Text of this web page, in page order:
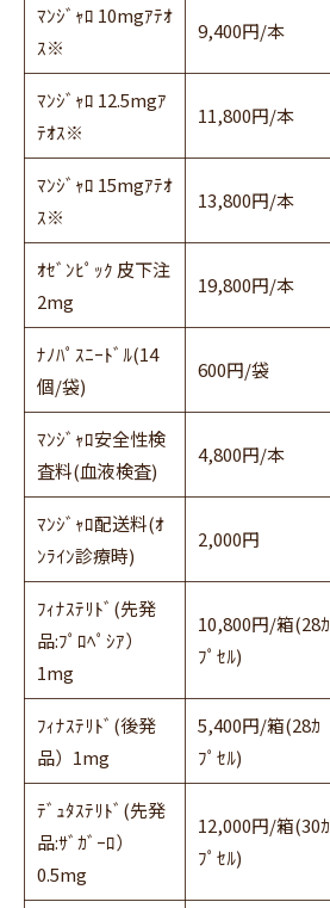
ﾏﾝｼﾞｬﾛ 10mgｱﾃｵ
ｽ※
9,400円/本
ﾏﾝｼﾞｬﾛ 12.5mgｱ
ﾃｵｽ※
11,800円/本
ﾏﾝｼﾞｬﾛ 15mgｱﾃｵ
ｽ※
13,800円/本
ｵｾﾞﾝﾋﾟｯｸ 皮下注
2mg
19,800円/本
ﾅﾉﾊﾟｽﾆｰﾄﾞﾙ(14
個/袋)
600円/袋
ﾏﾝｼﾞｬﾛ安全性検
査料(血液検査)
4,800円/本
ﾏﾝｼﾞｬﾛ配送料(ｵ
ﾝﾗｲﾝ診療時)
2,000円
ﾌｨﾅｽﾃﾘﾄﾞ(先発
品:ﾌﾟﾛﾍﾟｼｱ）
1mg
10,800円/箱(28ｶ
ﾌﾟｾﾙ)
ﾌｨﾅｽﾃﾘﾄﾞ(後発
品）1mg
5,400円/箱(28ｶ
ﾌﾟｾﾙ)
ﾃﾞｭﾀｽﾃﾘﾄﾞ(先発
品:ｻﾞｶﾞｰﾛ）
0.5mg
12,000円/箱(30ｶ
ﾌﾟｾﾙ)